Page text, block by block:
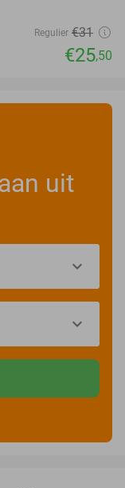
Regulier €31
€25,50
uit